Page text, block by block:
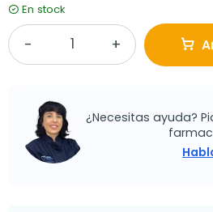
En stock
¿Necesitas ayuda?